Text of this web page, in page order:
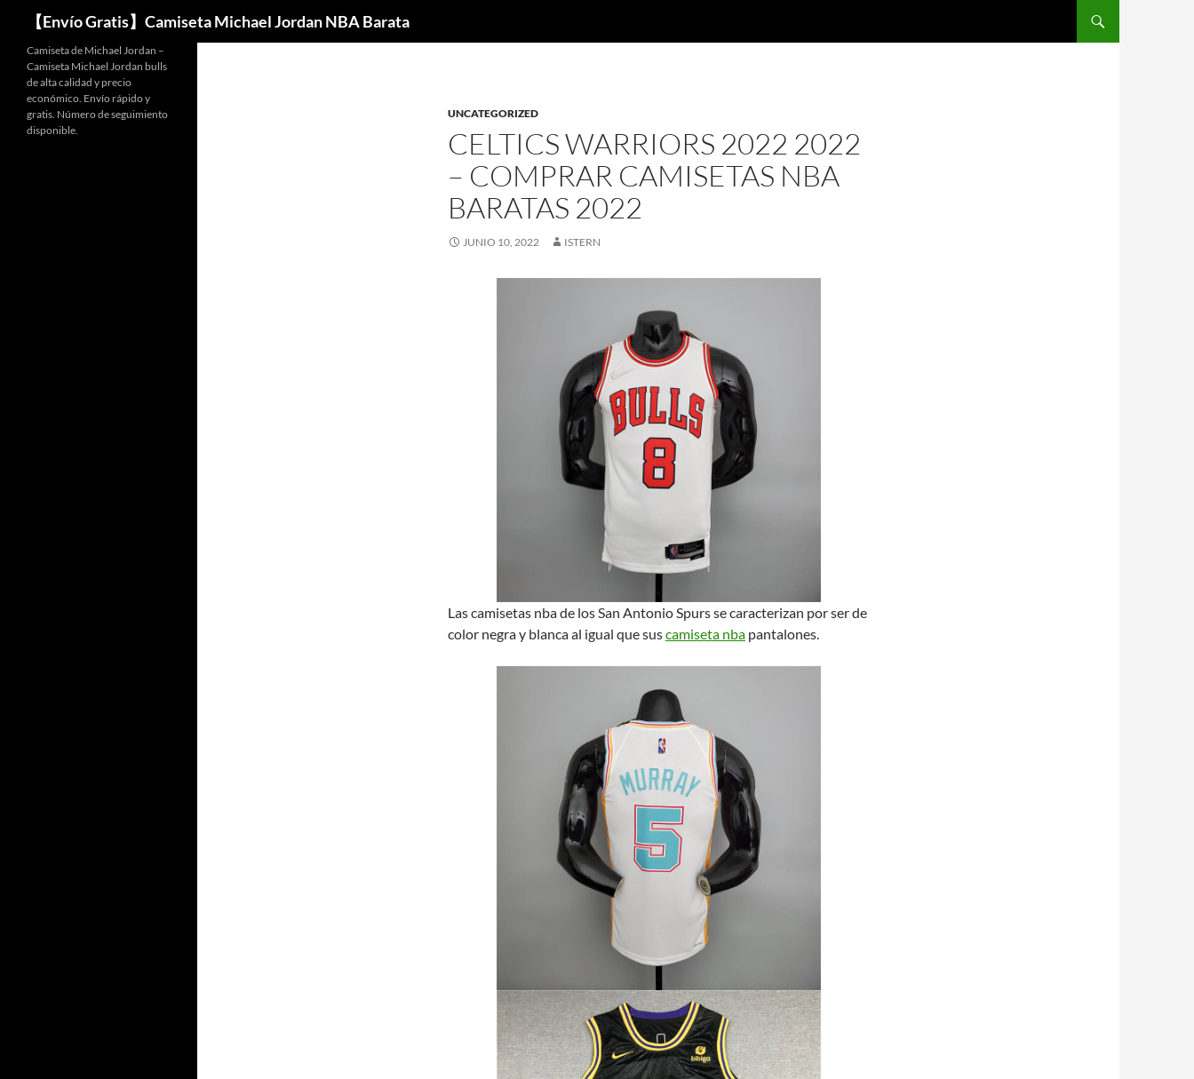
【Envío Gratis】Camiseta Michael Jordan NBA Barata
Buscar
UNCATEGORIZED
CELTICS WARRIORS 2022 2022
– COMPRAR CAMISETAS NBA
BARATAS 2022
JUNIO 10, 2022 ISTERN
Las camisetas nba de los San Antonio Spurs se caracterizan por ser de
color negra y blanca al igual que suscamiseta nba pantalones.
Camiseta de Michael Jordan –
Camiseta Michael Jordan bulls
de alta calidad y precio
económico. Envío rápido y
gratis. Número de seguimiento
disponible.